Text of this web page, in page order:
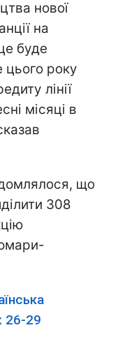
нової
на
буде
цього року
лінії
місяці в
що
308
26-29